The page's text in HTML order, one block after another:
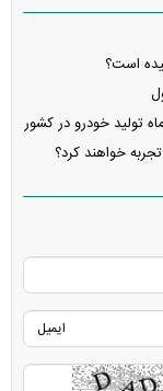
تولید خودرو در کشور
خواهند کرد؟